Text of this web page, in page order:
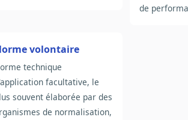
de
volontaire
technique
facultative, le
souvent élaborée par des
de normalisation,